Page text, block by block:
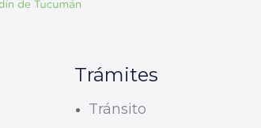
Trámites
Tránsito